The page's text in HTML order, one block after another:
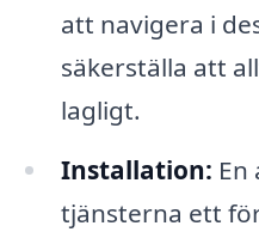
att navigera i
säkerställa att
lagligt.
Installation: En
tjänsterna ett